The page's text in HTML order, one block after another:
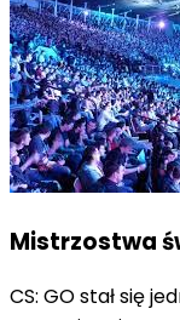
Mistrzostwa
CS: GO stał się